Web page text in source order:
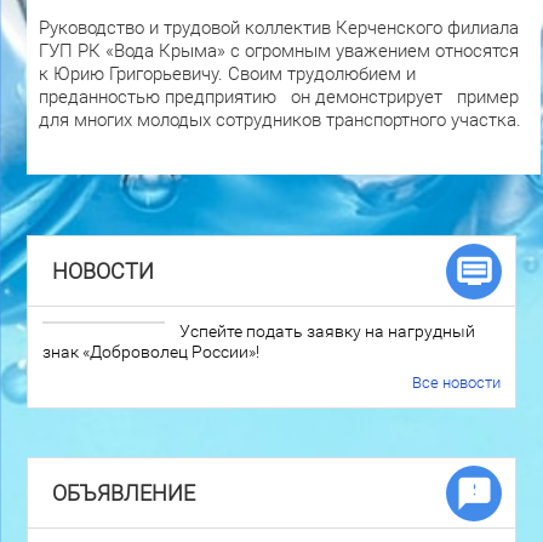
Руководство и трудовой коллектив Керченского филиала
ГУП РК «Вода Крыма» с огромным уважением относятся
к Юрию Григорьевичу. Своим трудолюбием и
преданностью предприятию он демонстрирует пример
для многих молодых сотрудников транспортного участка.
НОВОСТИ
Успейте подать заявку на нагрудный
знак «Доброволец России»!
Все новости
ОБЪЯВЛЕНИЕ